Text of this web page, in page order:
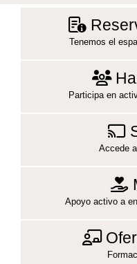
Tenemos el
Participa en
Accede
Apoyo activo a